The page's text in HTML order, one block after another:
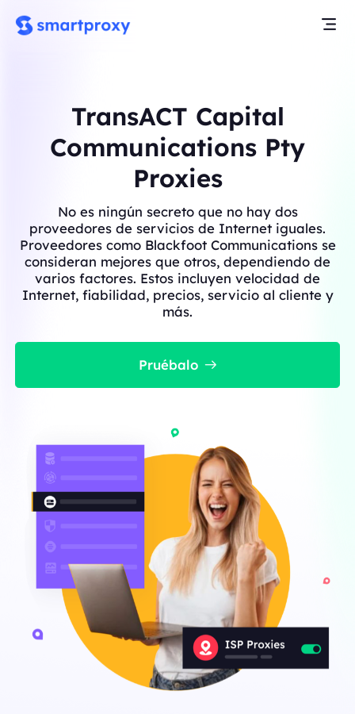
TransACT Capital
Communications Pty
Proxies
No es ningún secreto que no hay dos
proveedores de servicios de Internet iguales.
Proveedores como Blackfoot Communications se
consideran mejores que otros, dependiendo de
varios factores. Estos incluyen velocidad de
Internet, fiabilidad, precios, servicio al cliente y
más.
Pruébalo